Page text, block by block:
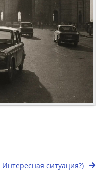
Интересная ситуация?)